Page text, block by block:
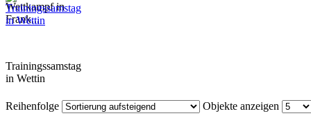
Wettkampf in
Frank...
Trainingssamstag
in Wettin
Reihenfolge Objekte anzeigen